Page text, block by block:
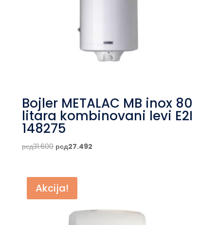
Bojler METALAC MB inox 80
litara kombinovani levi E2I
148275
рсд31.600 Originalna
bila:
рсд31.600.
рсд27.492Trenutna
Akcija!